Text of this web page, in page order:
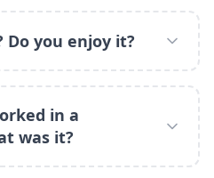
Do you enjoy it?
in a
was it?